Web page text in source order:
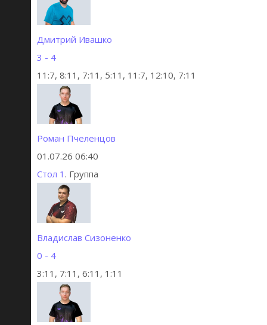
Дмитрий Ивашко
3 - 4
11:7, 8:11, 7:11, 5:11, 11:7, 12:10, 7:11
Роман Пчеленцов
01.07.26 06:40
Стол 1 . Группа
Владислав Сизоненко
0 - 4
3:11, 7:11, 6:11, 1:11